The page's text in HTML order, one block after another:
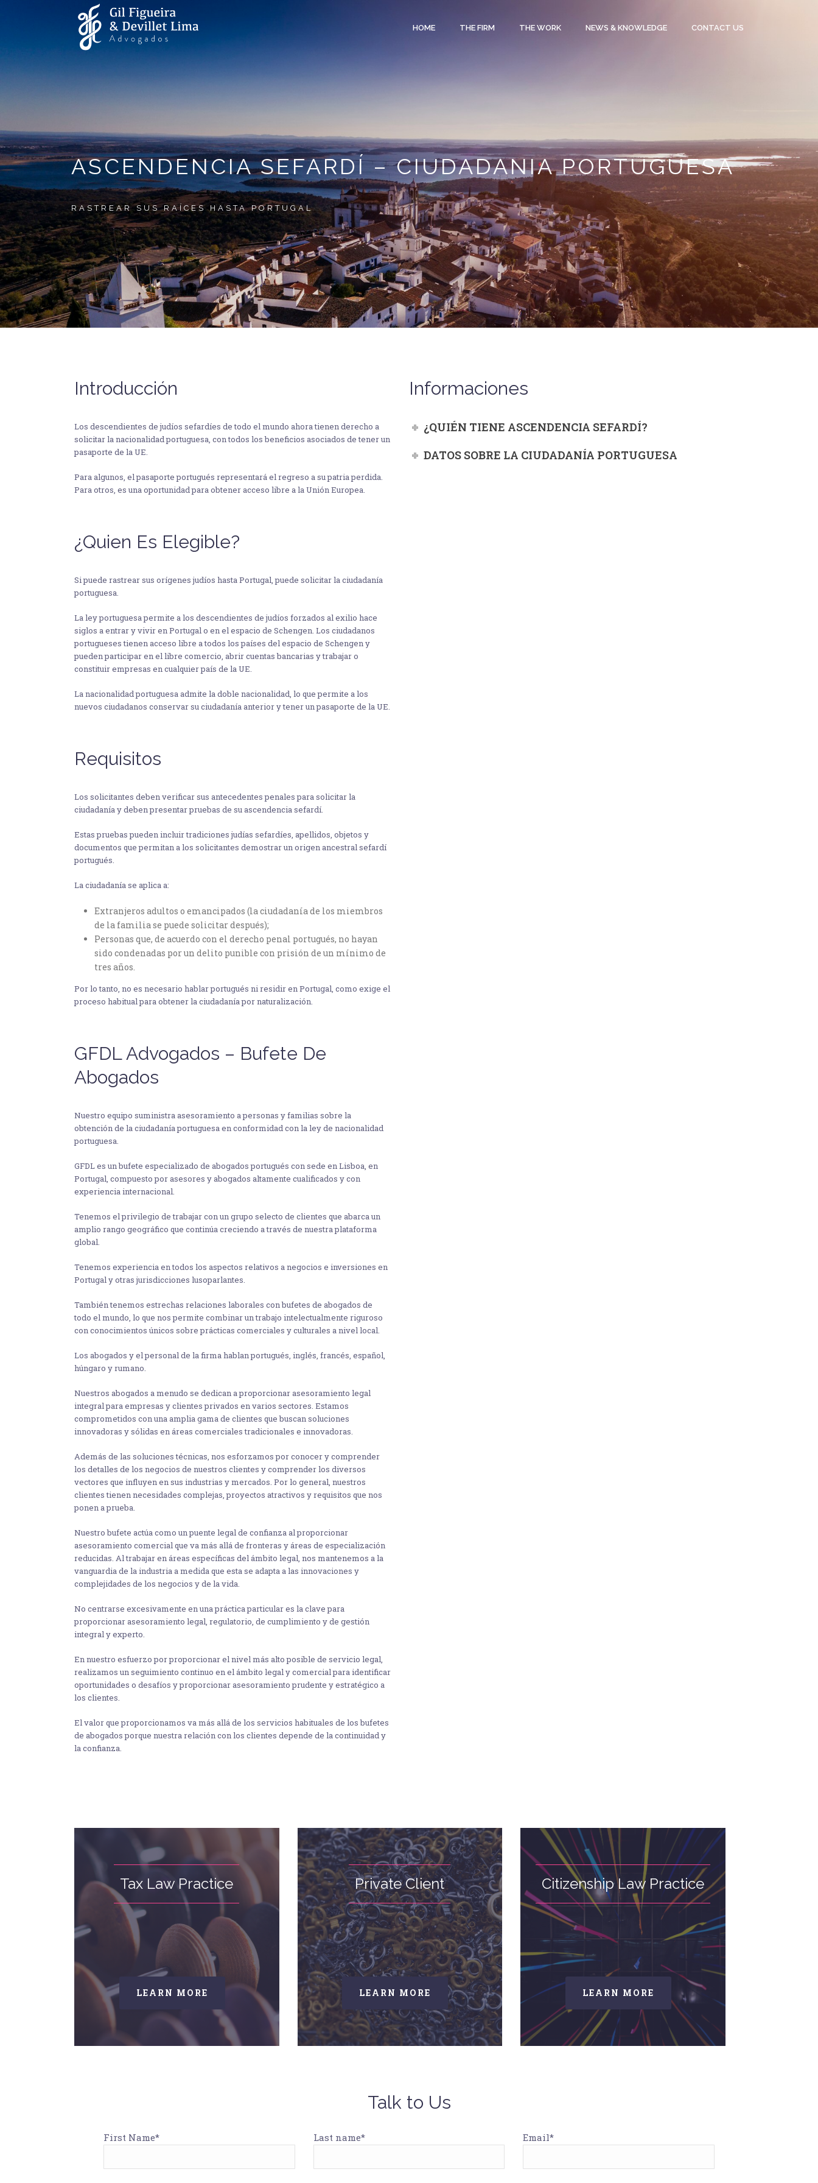
HOME THE FIRM THE WORK NEWS & KNOWLEDGE CONTACT US
ASCENDENCIA SEFARDÍ – CIUDADANIA PORTUGUESA
RASTREAR SUS RAÍCES HASTA PORTUGAL
Introducción
Los descendientes de judíos sefardíes de todo el mundo ahora tienen derecho a
solicitar la nacionalidad portuguesa, con todos los beneficios asociados de tener un
pasaporte de la UE.
Para algunos, el pasaporte portugués representará el regreso a su patria perdida.
Para otros, es una oportunidad para obtener acceso libre a la Unión Europea.
¿Quien Es Elegible?
Si puede rastrear sus orígenes judíos hasta Portugal, puede solicitar la ciudadanía
portuguesa.
La ley portuguesa permite a los descendientes de judíos forzados al exilio hace
siglos a entrar y vivir en Portugal o en el espacio de Schengen. Los ciudadanos
portugueses tienen acceso libre a todos los países del espacio de Schengen y
pueden participar en el libre comercio, abrir cuentas bancarias y trabajar o
constituir empresas en cualquier país de la UE.
La nacionalidad portuguesa admite la doble nacionalidad, lo que permite a los
nuevos ciudadanos conservar su ciudadanía anterior y tener un pasaporte de la UE.
Requisitos
Los solicitantes deben verificar sus antecedentes penales para solicitar la
ciudadanía y deben presentar pruebas de su ascendencia sefardí.
Estas pruebas pueden incluir tradiciones judías sefardíes, apellidos, objetos y
documentos que permitan a los solicitantes demostrar un origen ancestral sefardí
portugués.
La ciudadanía se aplica a:
Extranjeros adultos o emancipados (la ciudadanía de los miembros
de la familia se puede solicitar después);
Personas que, de acuerdo con el derecho penal portugués, no hayan
sido condenadas por un delito punible con prisión de un mínimo de
tres años.
Por lo tanto, no es necesario hablar portugués ni residir en Portugal, como exige el
proceso habitual para obtener la ciudadanía por naturalización.
GFDL Advogados – Bufete De
Abogados
Nuestro equipo suministra asesoramiento a personas y familias sobre la
obtención de la ciudadanía portuguesa en conformidad con la ley de nacionalidad
portuguesa.
GFDL es un bufete especializado de abogados portugués con sede en Lisboa, en
Portugal, compuesto por asesores y abogados altamente cualificados y con
experiencia internacional.
Tenemos el privilegio de trabajar con un grupo selecto de clientes que abarca un
amplio rango geográfico que continúa creciendo a través de nuestra plataforma
global.
Tenemos experiencia en todos los aspectos relativos a negocios e inversiones en
Portugal y otras jurisdicciones lusoparlantes.
También tenemos estrechas relaciones laborales con bufetes de abogados de
todo el mundo, lo que nos permite combinar un trabajo intelectualmente riguroso
con conocimientos únicos sobre prácticas comerciales y culturales a nivel local.
Los abogados y el personal de la firma hablan portugués, inglés, francés, español,
húngaro y rumano.
Nuestros abogados a menudo se dedican a proporcionar asesoramiento legal
integral para empresas y clientes privados en varios sectores. Estamos
comprometidos con una amplia gama de clientes que buscan soluciones
innovadoras y sólidas en áreas comerciales tradicionales e innovadoras.
Además de las soluciones técnicas, nos esforzamos por conocer y comprender
los detalles de los negocios de nuestros clientes y comprender los diversos
vectores que influyen en sus industrias y mercados. Por lo general, nuestros
clientes tienen necesidades complejas, proyectos atractivos y requisitos que nos
ponen a prueba.
Nuestro bufete actúa como un puente legal de confianza al proporcionar
asesoramiento comercial que va más allá de fronteras y áreas de especialización
reducidas. Al trabajar en áreas específicas del ámbito legal, nos mantenemos a la
vanguardia de la industria a medida que esta se adapta a las innovaciones y
complejidades de los negocios y de la vida.
No centrarse excesivamente en una práctica particular es la clave para
proporcionar asesoramiento legal, regulatorio, de cumplimiento y de gestión
integral y experto.
En nuestro esfuerzo por proporcionar el nivel más alto posible de servicio legal,
realizamos un seguimiento continuo en el ámbito legal y comercial para identificar
oportunidades o desafíos y proporcionar asesoramiento prudente y estratégico a
los clientes.
El valor que proporcionamos va más allá de los servicios habituales de los bufetes
de abogados porque nuestra relación con los clientes depende de la continuidad y
la confianza.
Informaciones
¿QUIÉN TIENE ASCENDENCIA SEFARDÍ?
DATOS SOBRE LA CIUDADANÍA PORTUGUESA
Tax Law Practice
LEARN MORE
Private Client
LEARN MORE
Citizenship Law Practice
LEARN MORE
Talk to Us
First Name* Last name* Email*